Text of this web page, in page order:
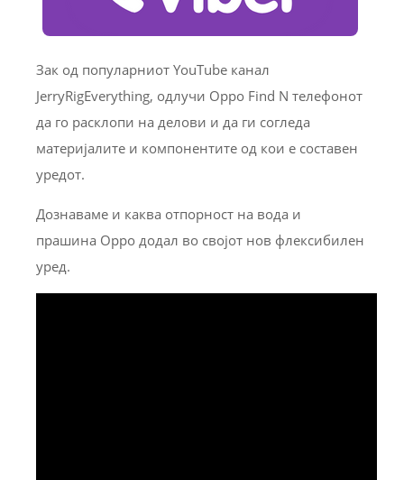
Зак од популарниот YouTube канал
JerryRigEverything, одлучи Oppo Find N телефонот
да го расклопи на делови и да ги согледа
материјалите и компонентите од кои е составен
уредот.
Дознаваме и каква отпорност на вода и
прашина Oppo додал во својот нов флексибилен
уред.